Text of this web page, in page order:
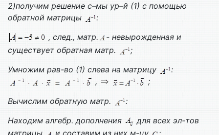
2)получим решение с–мы ур–й (1) с помощью
обратной матрицы
:
, след., матр.
- невырожденная и
существует обратная матр.
;
Умножим рав-во (1) слева на матрицу
:
,
;
Вычислим обратную матр.
:
Находим алгебр. дополнения
для всех эл-тов